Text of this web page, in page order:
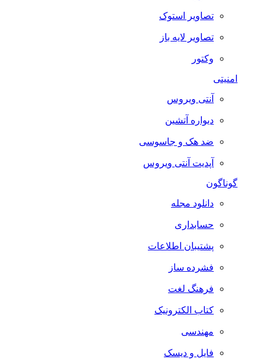
تصاویر استوک
تصاویر لایه باز
وکتور
امنیتی
آنتی ویروس
دیواره آتشین
ضد هک و جاسوسی
آپدیت آنتی ویروس
گوناگون
دانلود مجله
حسابداری
پشتیبان اطلاعات
فشرده ساز
فرهنگ لغت
کتاب الکترونیک
مهندسی
فایل و دیسک